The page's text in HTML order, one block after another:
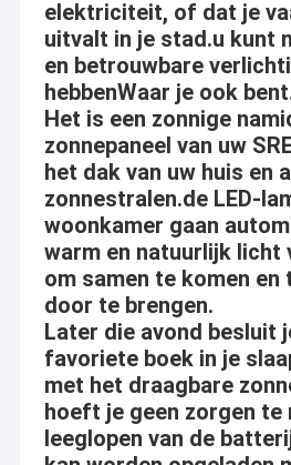
elektriciteit, of dat je
uitvalt in je stad.u kunt
en betrouwbare
hebbenWaar je ook
Het is een zonnige
zonnepaneel van uw
het dak van uw huis en
zonnestralen.de LED-
woonkamer gaan
warm en natuurlijk licht
om samen te komen
door te brengen.
Later die avond besluit
favoriete boek in je
met het draagbare
hoeft je geen zorgen te
leeglopen van de